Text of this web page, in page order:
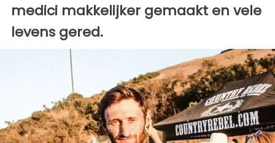
medici makkelijker gemaakt en vele
levens gered.